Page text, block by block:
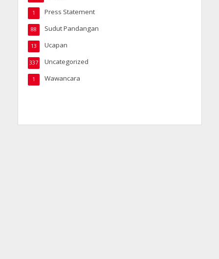
Press Statement
1
Sudut Pandangan
88
Ucapan
13
Uncategorized
337
Wawancara
1